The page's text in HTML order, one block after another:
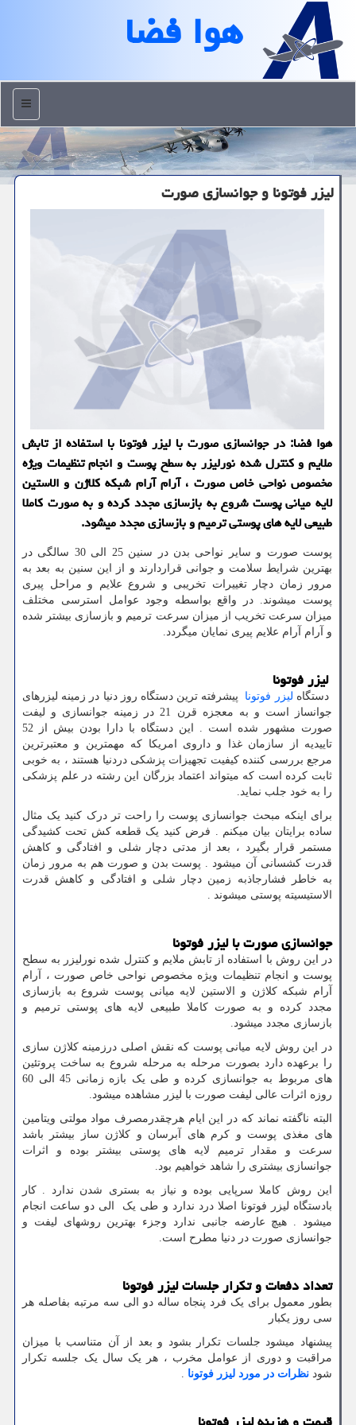
هوا فضا
منو
لیزر فوتونا و جوانسازی صورت
هوا فضا: در جوانسازی صورت با لیزر فوتونا با استفاده از تابش
ملایم و کنترل شده نورلیزر به سطح پوست و انجام تنظیمات ویژه
مخصوص نواحی خاص صورت ، آرام آرام شبکه کلاژن و الاستین
لایه میانی پوست شروع به بازسازی مجدد کرده و به صورت کاملا
طبیعی لایه های پوستی ترمیم و بازسازی مجدد میشود.
پوست صورت و سایر نواحی بدن در سنین 25 الی 30 سالگی در
بهترین شرایط سلامت و جوانی قراردارند و از این سنین به بعد به
مرور زمان دچار تغییرات تخریبی و شروع علایم و مراحل پیری
پوست میشوند. در واقع بواسطه وجود عوامل استرسی مختلف
میزان سرعت تخریب از میزان سرعت ترمیم و بازسازی بیشتر شده
و آرام آرام علایم پیری نمایان میگردد.
لیزر فوتونا
دستگاه لیزر فوتونا پیشرفته ترین دستگاه روز دنیا در زمینه لیزرهای
جوانساز است و به معجزه قرن 21 در زمینه جوانسازی و لیفت
صورت مشهور شده است . این دستگاه با دارا بودن بیش از 52
تاییدیه از سازمان غذا و داروی امریکا که مهمترین و معتبرترین
مرجع بررسی کننده کیفیت تجهیزات پزشکی دردنیا هستند ، به خوبی
ثابت کرده است که میتواند اعتماد بزرگان این رشته در علم پزشکی
را به خود جلب نماید.
برای اینکه مبحث جوانسازی پوست را راحت تر درک کنید یک مثال
ساده برایتان بیان میکنم . فرض کنید یک قطعه کش تحت کشیدگی
مستمر قرار بگیرد ، بعد از مدتی دچار شلی و افتادگی و کاهش
قدرت کشسانی آن میشود . پوست بدن و صورت هم به مرور زمان
به خاطر فشارجاذبه زمین دچار شلی و افتادگی و کاهش قدرت
الاستیسیته پوستی میشوند .
جوانسازی صورت با لیزر فوتونا
در این روش با استفاده از تابش ملایم و کنترل شده نورلیزر به سطح
پوست و انجام تنظیمات ویژه مخصوص نواحی خاص صورت ، آرام
آرام شبکه کلاژن و الاستین لایه میانی پوست شروع به بازسازی
مجدد کرده و به صورت کاملا طبیعی لایه های پوستی ترمیم و
بازسازی مجدد میشود.
در این روش لایه میانی پوست که نقش اصلی درزمینه کلاژن سازی
را برعهده دارد بصورت مرحله به مرحله شروع به ساخت پروتئین
های مربوط به جوانسازی کرده و طی یک بازه زمانی 45 الی 60
روزه اثرات عالی لیفت صورت با لیزر مشاهده میشود.
البته ناگفته نماند که در این ایام هرچقدرمصرف مواد مولتی ویتامین
های مغذی پوست و کرم های آبرسان و کلاژن ساز بیشتر باشد
سرعت و مقدار ترمیم لایه های پوستی بیشتر بوده و اثرات
جوانسازی بیشتری را شاهد خواهیم بود.
این روش کاملا سرپایی بوده و نیاز به بستری شدن ندارد . کار
بادستگاه لیزر فوتونا اصلا درد ندارد و طی یک الی دو ساعت انجام
میشود . هیچ عارضه جانبی ندارد وجزء بهترین روشهای لیفت و
جوانسازی صورت در دنیا مطرح است.
تعداد دفعات و تکرار جلسات لیزر فوتونا
بطور معمول برای یک فرد پنجاه ساله دو الی سه مرتبه بفاصله هر
سی روز یکبار
پیشنهاد میشود جلسات تکرار بشود و بعد از آن متناسب با میزان
مراقبت و دوری از عوامل مخرب ، هر یک سال یک جلسه تکرار
شود نظرات در مورد لیزر فوتونا .